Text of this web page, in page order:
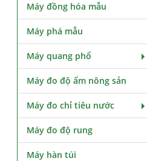
Máy đồng hóa mẫu
Máy phá mẫu
Máy quang phổ
Máy đo độ ẩm nông sản
Máy đo chỉ tiêu nước
Máy đo độ rung
Máy hàn túi